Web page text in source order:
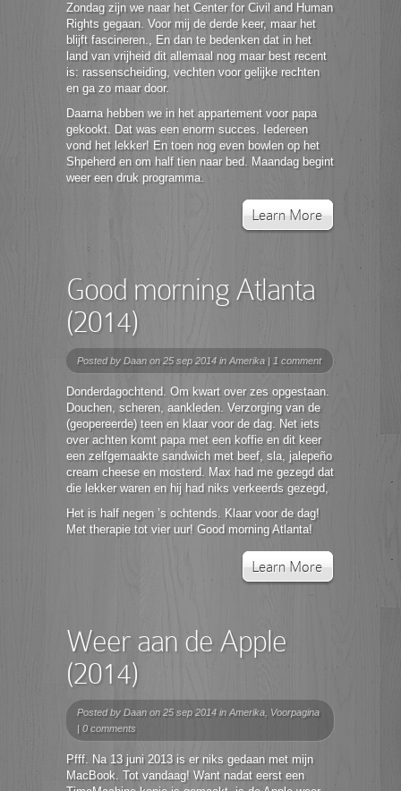
Zondag zijn we naar het Center for Civil and Human
Rights gegaan. Voor mij de derde keer, maar het
blijft fascineren., En dan te bedenken dat in het
land van vrijheid dit allemaal nog maar best recent
is: rassenscheiding, vechten voor gelijke rechten
en ga zo maar door.
Daarna hebben we in het appartement voor papa
gekookt. Dat was een enorm succes. Iedereen
vond het lekker! En toen nog even bowlen op het
Shpeherd en om half tien naar bed. Maandag begint
weer een druk programma.
Learn More
Good morning Atlanta
(2014)
Posted by Daan on 25 sep 2014 in Amerika | 1 comment
Donderdagochtend. Om kwart over zes opgestaan.
Douchen, scheren, aankleden. Verzorging van de
(geopereerde) teen en klaar voor de dag. Net iets
over achten komt papa met een koffie en dit keer
een zelfgemaakte sandwich met beef, sla, jalepeño
cream cheese en mosterd. Max had me gezegd dat
die lekker waren en hij had niks verkeerds gezegd,
Het is half negen ’s ochtends. Klaar voor de dag!
Met therapie tot vier uur! Good morning Atlanta!
Learn More
Weer aan de Apple
(2014)
Posted by Daan on 25 sep 2014 in Amerika Voorpagina
| 0 comments
Pfff. Na 13 juni 2013 is er niks gedaan met mijn
MacBook. Tot vandaag! Want nadat eerst een